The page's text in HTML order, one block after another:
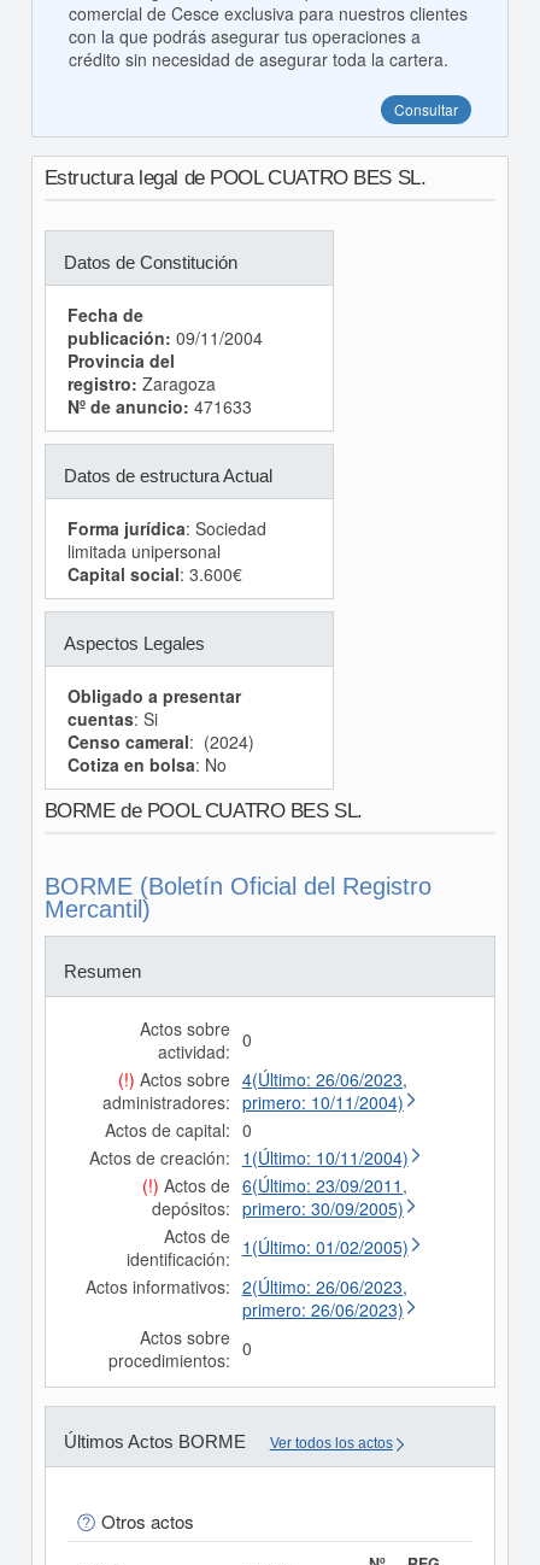
comercial de Cesce exclusiva para nuestros clientes
con la que podrás asegurar tus operaciones a
crédito sin necesidad de asegurar toda la cartera.
Consultar
Estructura legal de POOL CUATRO BES SL.
Datos de Constitución
Fecha de
publicación: 09/11/2004
Provincia del
registro: Zaragoza
Nº de anuncio: 471633
Datos de estructura Actual
Forma jurídica: Sociedad
limitada unipersonal
Capital social: 3.600€
Aspectos Legales
Obligado a presentar
cuentas: Si
Censo cameral: (2024)
Cotiza en bolsa: No
BORME de POOL CUATRO BES SL.
BORME (Boletín Oficial del Registro
Mercantil)
Resumen
Actos sobre
actividad: 0
(!) Actos sobre
administradores:
4(Último: 26/06/2023,
primero: 10/11/2004)
Actos de capital: 0
Actos de creación: 1(Último: 10/11/2004)
(!) Actos de
depósitos:
6(Último: 23/09/2011,
primero: 30/09/2005)
Actos de
identificación: 1(Último: 01/02/2005)
Actos informativos: 2(Último: 26/06/2023,
primero: 26/06/2023)
Actos sobre
procedimientos: 0
Últimos Actos BORME Ver todos los actos
Otros actos